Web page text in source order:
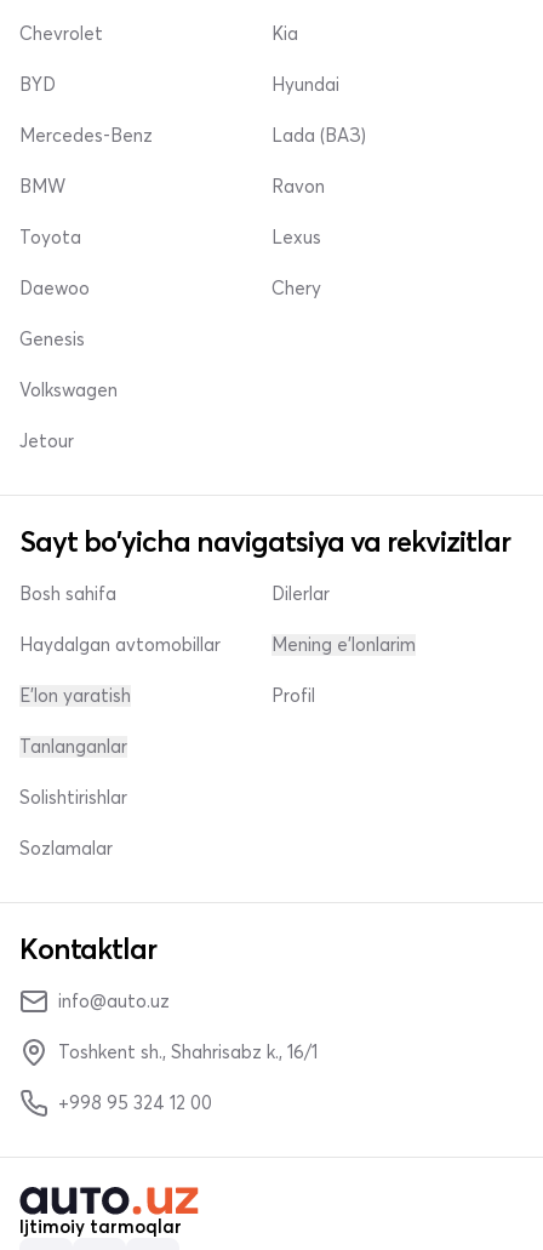
Chevrolet
BYD
Mercedes-Benz
Kia
Hyundai
Lada (ВАЗ)
BMW
Toyota
Daewoo
Ravon
Lexus
Chery
Genesis
Volkswagen
Jetour
Sayt bo'yicha navigatsiya va rekvizitlar
Bosh sahifa
Haydalgan avtomobillar
E'lon yaratish
Dilerlar
Mening e'lonlarim
Profil
Tanlanganlar
Solishtirishlar
Sozlamalar
Kontaktlar
info@auto.uz
Toshkent sh., Shahrisabz k., 16/1
+998 95 324 12 00
Ijtimoiy tarmoqlar